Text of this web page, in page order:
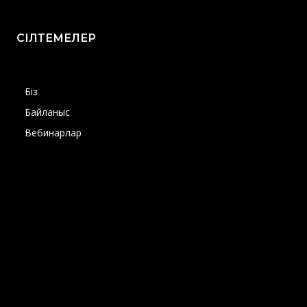
СІЛТЕМЕЛЕР
Біз
Байланыс
Вебинарлар